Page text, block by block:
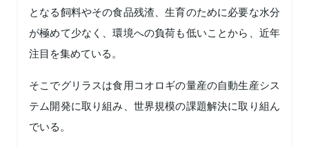
となる飼料やその食品残渣、生育のために必要な水分
が極めて少なく、環境への負荷も低いことから、近年
注目を集めている。
そこでグリラスは食用コオロギの量産の自動生産シス
テム開発に取り組み、世界規模の課題解決に取り組ん
でいる。